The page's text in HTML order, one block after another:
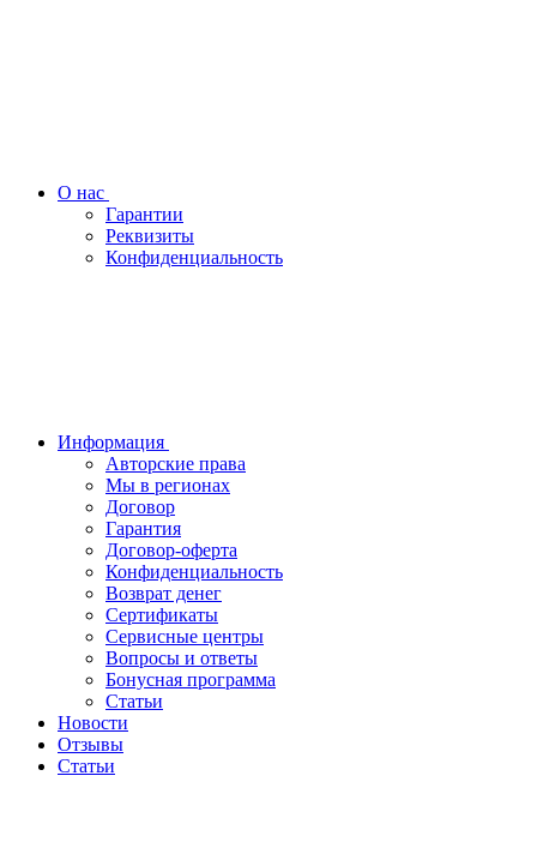
О нас
Гарантии
Реквизиты
Конфиденциальность
Информация
Авторские права
Мы в регионах
Договор
Гарантия
Договор-оферта
Конфиденциальность
Возврат денег
Сертификаты
Сервисные центры
Вопросы и ответы
Бонусная программа
Статьи
Новости
Отзывы
Статьи